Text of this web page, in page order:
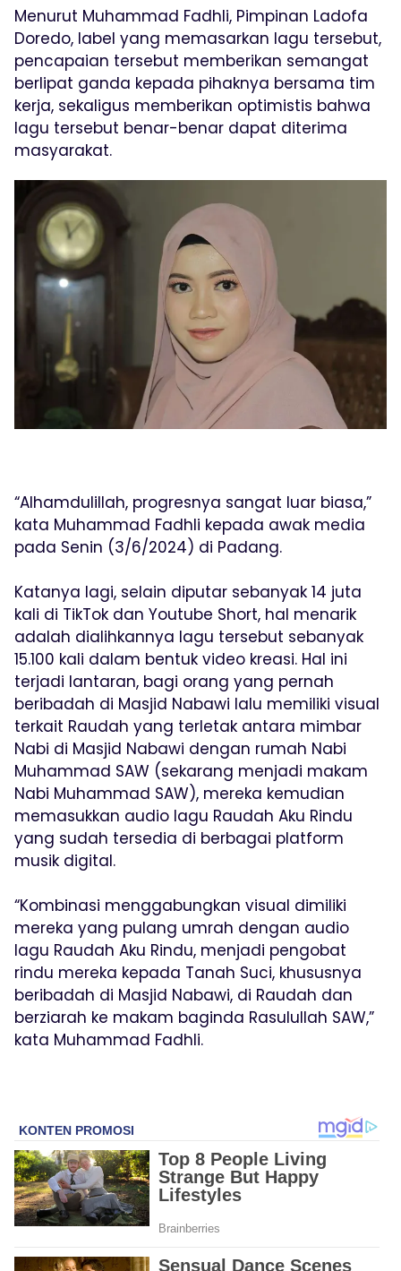
Menurut Muhammad Fadhli, Pimpinan Ladofa
Doredo, label yang memasarkan lagu tersebut,
pencapaian tersebut memberikan semangat
berlipat ganda kepada pihaknya bersama tim
kerja, sekaligus memberikan optimistis bahwa
lagu tersebut benar-benar dapat diterima
masyarakat.
“Alhamdulillah, progresnya sangat luar biasa,”
kata Muhammad Fadhli kepada awak media
pada Senin (3/6/2024) di Padang.
Katanya lagi, selain diputar sebanyak 14 juta
kali di TikTok dan Youtube Short, hal menarik
adalah dialihkannya lagu tersebut sebanyak
15.100 kali dalam bentuk video kreasi. Hal ini
terjadi lantaran, bagi orang yang pernah
beribadah di Masjid Nabawi lalu memiliki visual
terkait Raudah yang terletak antara mimbar
Nabi di Masjid Nabawi dengan rumah Nabi
Muhammad SAW (sekarang menjadi makam
Nabi Muhammad SAW), mereka kemudian
memasukkan audio lagu Raudah Aku Rindu
yang sudah tersedia di berbagai platform
musik digital.
“Kombinasi menggabungkan visual dimiliki
mereka yang pulang umrah dengan audio
lagu Raudah Aku Rindu, menjadi pengobat
rindu mereka kepada Tanah Suci, khususnya
beribadah di Masjid Nabawi, di Raudah dan
berziarah ke makam baginda Rasulullah SAW,”
kata Muhammad Fadhli.